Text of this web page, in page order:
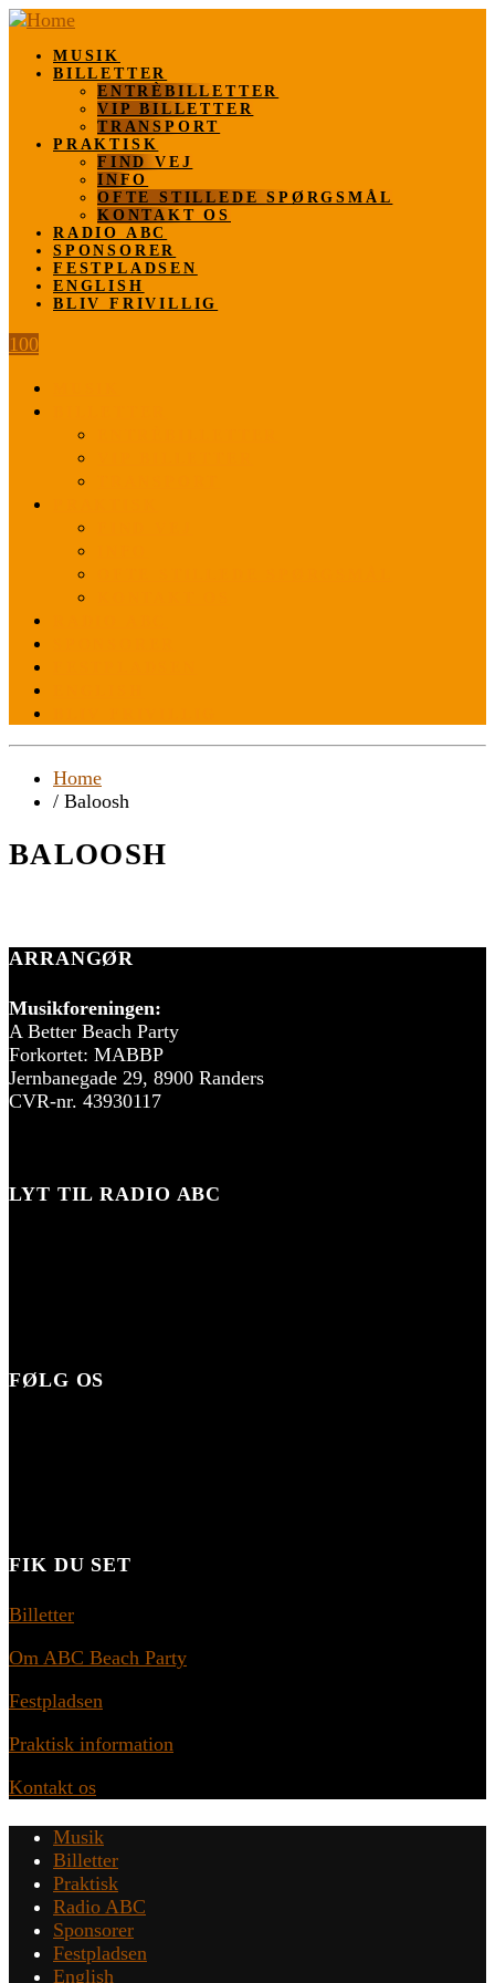
MUSIK
BILLETTER
ENTRÈBILLETTER
VIP BILLETTER
TRANSPORT
PRAKTISK
FIND VEJ
INFO
OFTE STILLEDE SPØRGSMÅL
KONTAKT OS
RADIO ABC
SPONSORER
FESTPLADSEN
ENGLISH
BLIV FRIVILLIG
100
Home
/ Baloosh
BALOOSH
ARRANGØR
Musikforeningen:
A Better Beach Party
Forkortet: MABBP
Jernbanegade 29, 8900 Randers
CVR-nr. 43930117
LYT TIL RADIO ABC
FØLG OS
FIK DU SET
Billetter
Om ABC Beach Party
Festpladsen
Praktisk information
Kontakt os
Musik
Billetter
Praktisk
Radio ABC
Sponsorer
Festpladsen
English